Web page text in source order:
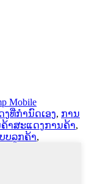
Mobile
ທີ່ກໍານົດເອງ, ການ
າສະແດງການຄ້າ,
ບລູກຄ້າ,